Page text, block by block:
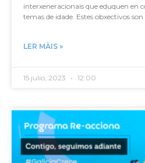
interxeneracionais que eduquen en
temas de idade. Estes obxectivos son
LER MÀIS »
15 julio, 2023 12:00